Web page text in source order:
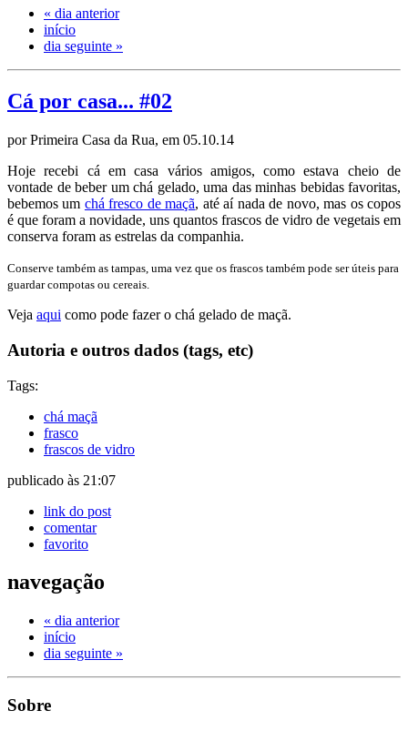
« dia anterior
início
dia seguinte »
Cá por casa... #02
por Primeira Casa da Rua, em 05.10.14
Hoje recebi cá em casa vários amigos, como estava cheio de
vontade de beber um chá gelado, uma das minhas bebidas favoritas,
bebemos um chá fresco de maçã, até aí nada de novo, mas os copos
é que foram a novidade, uns quantos frascos de vidro de vegetais em
conserva foram as estrelas da companhia.
Conserve também as tampas, uma vez que os frascos também pode ser úteis para
guardar compotas ou cereais.
Veja aqui como pode fazer o chá gelado de maçã.
Autoria e outros dados (tags, etc)
Tags:
chá maçã
frasco
frascos de vidro
publicado às 21:07
link do post
comentar
favorito
navegação
« dia anterior
início
dia seguinte »
Sobre